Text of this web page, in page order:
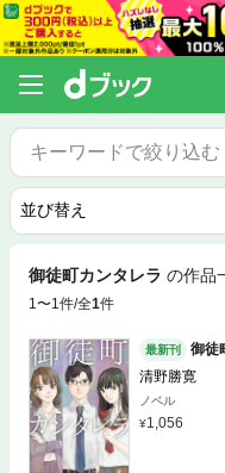
御徒町カンタレラ の作品
1〜1件/全1件
最新刊
御徒
清野勝寛
ノベル
1,056